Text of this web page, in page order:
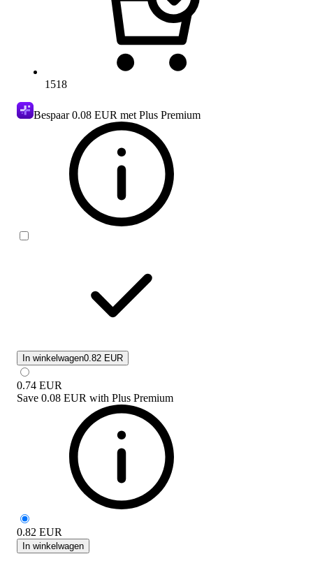
1518
Bespaar0.08 EUR met Plus Premium
In winkelwagen0.82 EUR
0.74 EUR
Save 0.08 EUR with Plus Premium
0.82 EUR
In winkelwagen